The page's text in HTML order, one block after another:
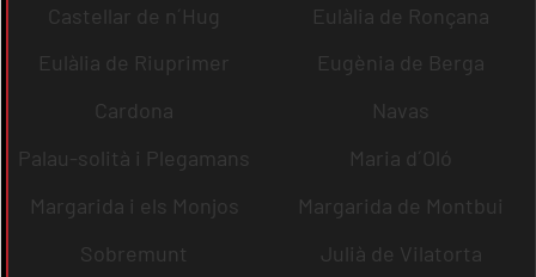
Castellar de n´Hug
Eulàlia de Ronçana
Eulàlia de Riuprimer
Eugènia de Berga
Cardona
Navas
Palau-solità i Plegamans
Maria d´Oló
Margarida i els Monjos
Margarida de Montbui
Sobremunt
Julià de Vilatorta